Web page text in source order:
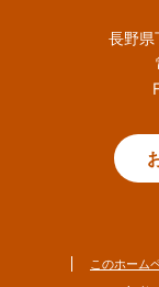
長野県
このホーム